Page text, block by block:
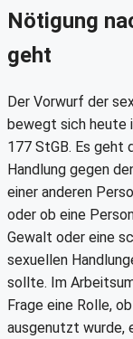
Nötigung
geht
Der Vorwurf der
bewegt sich heute
177 StGB. Es geht
Handlung gegen
einer anderen
oder ob eine
Gewalt oder eine
sexuellen
sollte. Im
Frage eine Rolle,
ausgenutzt wurde,